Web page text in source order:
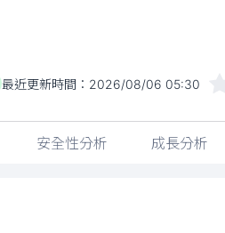
最近更新時間： 2026/08/06 05:30
安全性分析 成長分析